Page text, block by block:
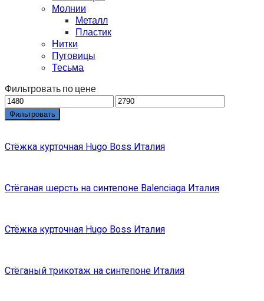
Молнии
Металл
Пластик
Нитки
Пуговицы
Тесьма
Фильтровать по цене
Фильтровать
Стёжка курточная Hugo Boss Италия
Стёганая шерсть на синтепоне Balenciaga Италия
Стёжка курточная Hugo Boss Италия
Стёганый трикотаж на синтепоне Италия